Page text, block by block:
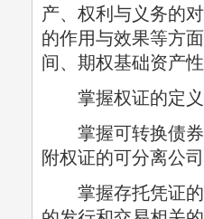
产、权利与义务的
的作用与效果等方
间、期权基础资产
掌握权证的定义
掌握可转换债券
附权证的可分离公
掌握存托凭证的